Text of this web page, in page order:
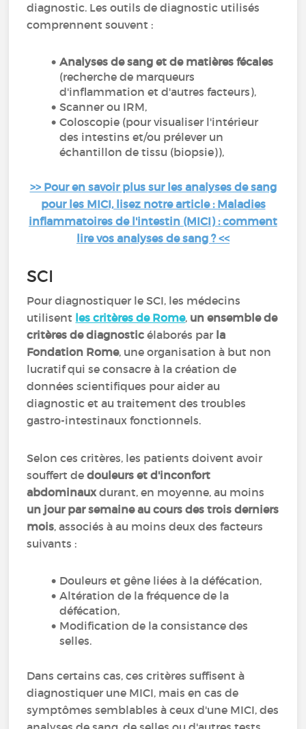
diagnostic. Les outils de diagnostic utilisés
comprennent souvent :
Analyses de sang et de matières fécales
(recherche de marqueurs
d'inflammation et d'autres facteurs),
Scanner ou IRM,
Coloscopie (pour visualiser l'intérieur
des intestins et/ou prélever un
échantillon de tissu (biopsie)),
>> Pour en savoir plus sur les analyses de sang
pour les MICI, lisez notre article : Maladies
inflammatoires de l'intestin (MICI) : comment
lire vos analyses de sang ? <<
SCI
Pour diagnostiquer le SCI, les médecins
utilisent les critères de Rome, un ensemble de
critères de diagnostic élaborés par la
Fondation Rome, une organisation à but non
lucratif qui se consacre à la création de
données scientifiques pour aider au
diagnostic et au traitement des troubles
gastro-intestinaux fonctionnels.
Selon ces critères, les patients doivent avoir
souffert dedouleurs et d'inconfort
abdominauxdurant, en moyenne, au moins
un jour par semaine au cours des trois derniers
mois, associés à au moins deux des facteurs
suivants :
Douleurs et gêne liées à la défécation,
Altération de la fréquence de la
défécation,
Modification de la consistance des
selles.
Dans certains cas, ces critères suffisent à
diagnostiquer une MICI, mais en cas de
symptômes semblables à ceux d'une MICI, des